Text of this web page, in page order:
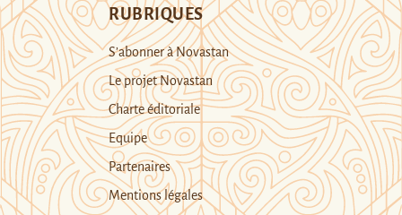
RUBRIQUES
S’abonner à Novastan
Le projet Novastan
Charte éditoriale
Equipe
Partenaires
Mentions légales